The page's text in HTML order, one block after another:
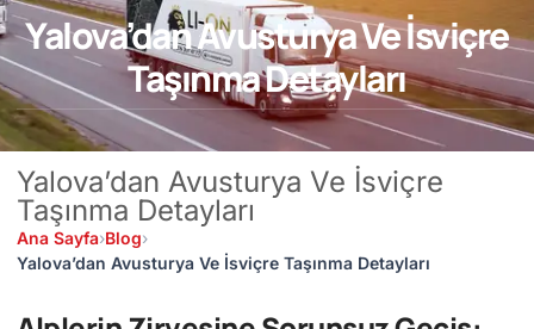
Yalova’dan Avusturya Ve İsviçre
Taşınma Detayları
Yalova’dan Avusturya Ve İsviçre
Taşınma Detayları
Ana Sayfa›Blog›
Yalova’dan Avusturya Ve İsviçre Taşınma Detayları